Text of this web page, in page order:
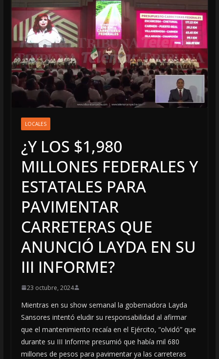
LOCALES
¿Y LOS $1,980
MILLONES FEDERALES Y
ESTATALES PARA
PAVIMENTAR
CARRETERAS QUE
ANUNCIÓ LAYDA EN SU
III INFORME?
23 octubre, 2024
Mientras en su show semanal la gobernadora Layda
Sansores intentó eludir su responsabilidad al afirmar
que el mantenimiento recaía en el Ejército, “olvidó” que
durante su III Informe presumió que había mil 680
millones de pesos para pavimentar ya las carreteras